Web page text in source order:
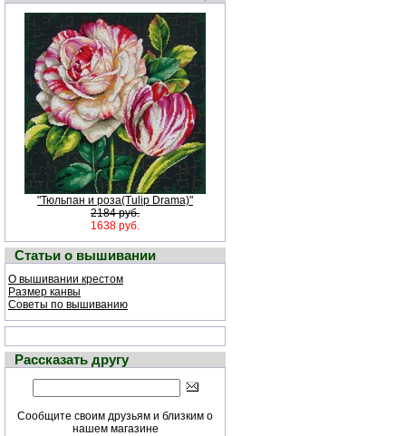
"Тюльпан и роза(Tulip Drama)"
2184 руб.
1638 руб.
Статьи о вышивании
О вышивании крестом
Размер канвы
Советы по вышиванию
Рассказать другу
Сообщите своим друзьям и близким о
нашем магазине